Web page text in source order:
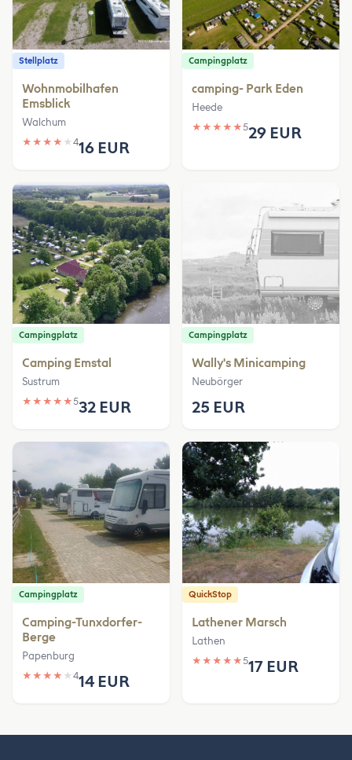
Stellplatz
Wohnmobilhafen
Emsblick
Walchum
★ ★ ★ ★ ★ 416 EUR
Campingplatz
camping- Park Eden
Heede
★ ★ ★ ★ ★529 EUR
Campingplatz
Camping Emstal
Sustrum
★ ★ ★ ★ ★532 EUR
Campingplatz
Wally's Minicamping
Neubörger
25 EUR
Campingplatz
Camping-Tunxdorfer-
Berge
Papenburg
★ ★ ★ ★ ★ 414 EUR
QuickStop
Lathener Marsch
Lathen
★ ★ ★ ★ ★517 EUR